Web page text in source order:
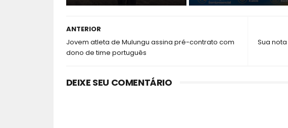
Sua
ANTERIOR
Jovem atleta de Mulungu assina pré-contrato com
dono de time português
DEIXE SEU COMENTÁRIO